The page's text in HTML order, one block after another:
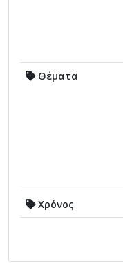
Θέματα
Χρόνος